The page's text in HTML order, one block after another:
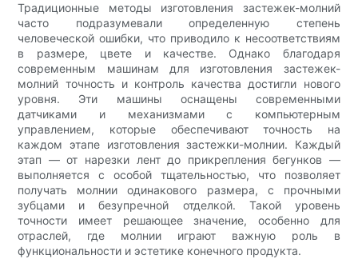
Традиционные методы изготовления застежек-молний
часто подразумевали определенную степень
человеческой ошибки, что приводило к несоответствиям
в размере, цвете и качестве. Однако благодаря
современным машинам для изготовления застежек-
молний точность и контроль качества достигли нового
уровня. Эти машины оснащены современными
датчиками и механизмами с компьютерным
управлением, которые обеспечивают точность на
каждом этапе изготовления застежки-молнии. Каждый
этап — от нарезки лент до прикрепления бегунков —
выполняется с особой тщательностью, что позволяет
получать молнии одинакового размера, с прочными
зубцами и безупречной отделкой. Такой уровень
точности имеет решающее значение, особенно для
отраслей, где молнии играют важную роль в
функциональности и эстетике конечного продукта.